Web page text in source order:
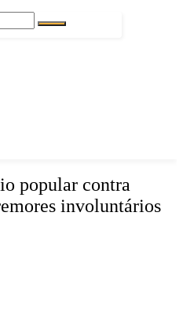
popular contra
involuntários